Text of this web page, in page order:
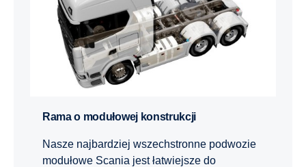
Rama o modułowej konstrukcji
Nasze najbardziej wszechstronne podwozie
modułowe Scania jest łatwiejsze do